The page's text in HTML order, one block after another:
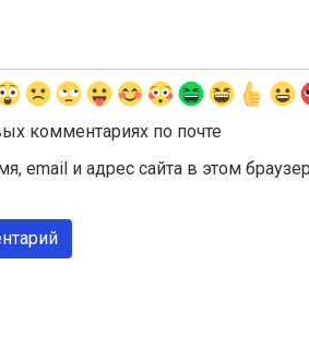
комментариях по почте
email и адрес сайта в этом